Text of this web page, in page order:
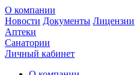
О компании
Новости Документы Лицензии
Аптеки
Санатории
Личный кабинет